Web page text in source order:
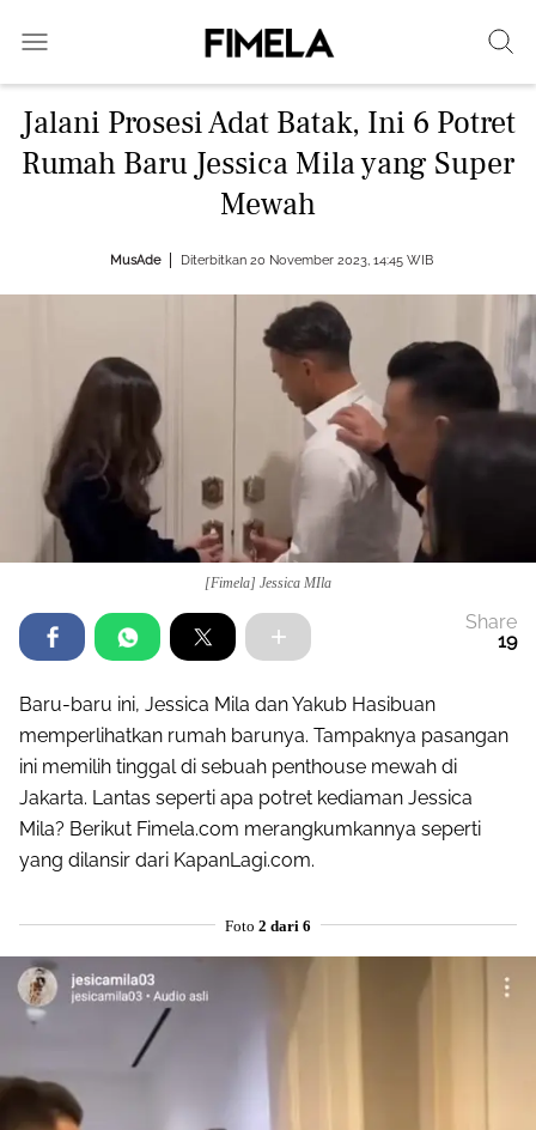
Jalani Prosesi Adat Batak, Ini 6 Potret
Rumah Baru Jessica Mila yang Super
Mewah
MusAde Diterbitkan 20 November 2023, 14:45 WIB
[Fimela] Jessica MIla
Share
19
Baru-baru ini, Jessica Mila dan Yakub Hasibuan
memperlihatkan rumah barunya. Tampaknya pasangan
ini memilih tinggal di sebuah penthouse mewah di
Jakarta. Lantas seperti apa potret kediaman Jessica
Mila? Berikut Fimela.com merangkumkannya seperti
yang dilansir dari KapanLagi.com.
Foto 2 dari 6